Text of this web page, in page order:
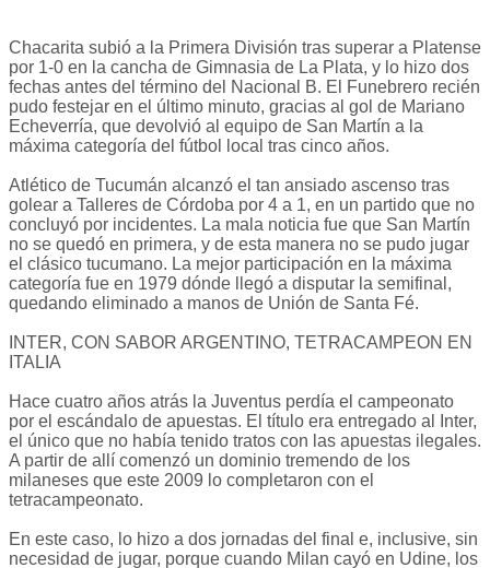
Chacarita subió a la Primera División tras superar a Platense
por 1-0 en la cancha de Gimnasia de La Plata, y lo hizo dos
fechas antes del término del Nacional B. El Funebrero recién
pudo festejar en el último minuto, gracias al gol de Mariano
Echeverría, que devolvió al equipo de San Martín a la
máxima categoría del fútbol local tras cinco años.
Atlético de Tucumán alcanzó el tan ansiado ascenso tras
golear a Talleres de Córdoba por 4 a 1, en un partido que no
concluyó por incidentes. La mala noticia fue que San Martín
no se quedó en primera, y de esta manera no se pudo jugar
el clásico tucumano. La mejor participación en la máxima
categoría fue en 1979 dónde llegó a disputar la semifinal,
quedando eliminado a manos de Unión de Santa Fé.
INTER, CON SABOR ARGENTINO, TETRACAMPEON EN
ITALIA
Hace cuatro años atrás la Juventus perdía el campeonato
por el escándalo de apuestas. El título era entregado al Inter,
el único que no había tenido tratos con las apuestas ilegales.
A partir de allí comenzó un dominio tremendo de los
milaneses que este 2009 lo completaron con el
tetracampeonato.
En este caso, lo hizo a dos jornadas del final e, inclusive, sin
necesidad de jugar, porque cuando Milan cayó en Udine, los